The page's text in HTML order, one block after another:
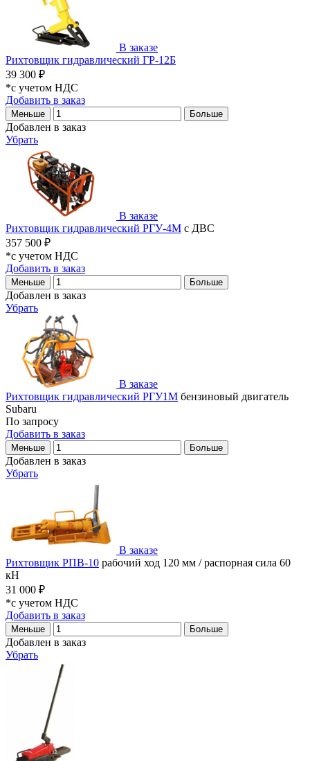
В заказе
Рихтовщик гидравлический ГР-12Б
39 300 ₽
*с учетом НДС
Добавить в заказ
Меньше Больше
Добавлен в заказ
Убрать
В заказе
Рихтовщик гидравлический РГУ-4М с ДВС
357 500 ₽
*с учетом НДС
Добавить в заказ
Меньше Больше
Добавлен в заказ
Убрать
В заказе
Рихтовщик гидравлический РГУ1М бензиновый двигатель
Subaru
По запросу
Добавить в заказ
Меньше Больше
Добавлен в заказ
Убрать
В заказе
Рихтовщик РПВ-10 рабочий ход 120 мм / распорная сила 60
кН
31 000 ₽
*с учетом НДС
Добавить в заказ
Меньше Больше
Добавлен в заказ
Убрать